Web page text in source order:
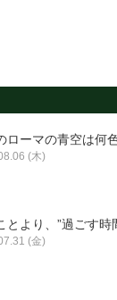
ローマの青空は何
(木)
とより、”過ごす時
(金)